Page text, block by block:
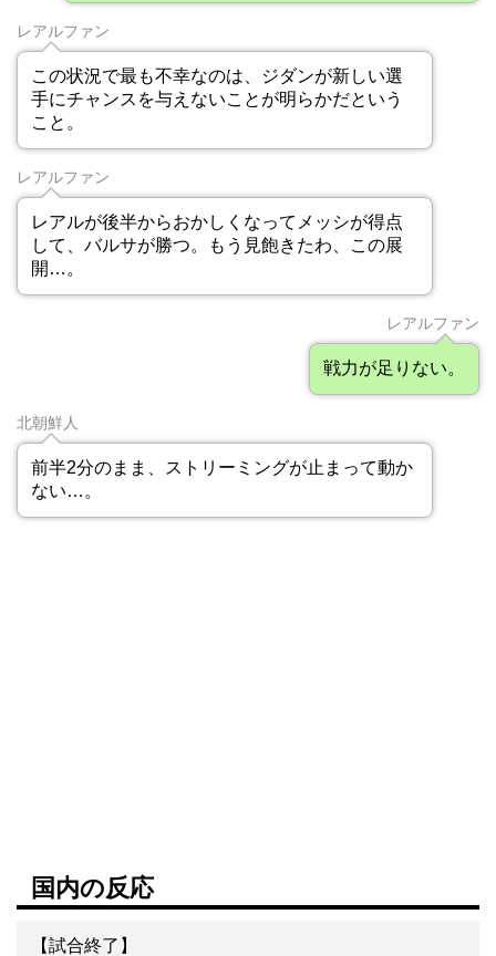
レアルファン
この状況で最も不幸なのは、ジダンが新しい選
手にチャンスを与えないことが明らかだという
こと。
レアルファン
レアルが後半からおかしくなってメッシが得点
して、バルサが勝つ。もう見飽きたわ、この展
開…。
レアルファン
戦力が足りない。
北朝鮮人
前半2分のまま、ストリーミングが止まって動か
ない…。
国内の反応
【試合終了】